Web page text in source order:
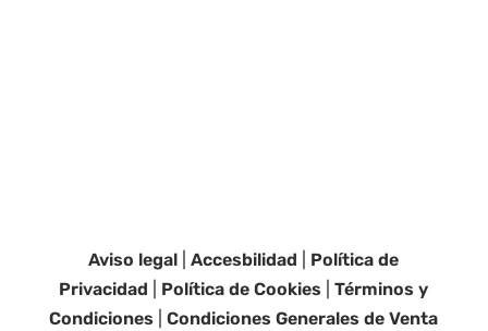
Aviso legal |Accesbilidad
Política de
Privacidad
Política de Cookies |Términos y
Condiciones |Condiciones Generales de Venta